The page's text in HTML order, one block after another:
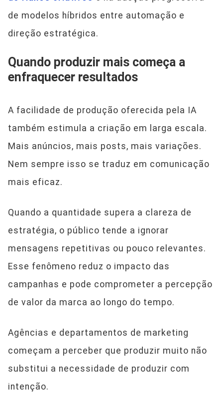
de modelos híbridos entre automação e
direção estratégica.
Quando produzir mais começa a
enfraquecer resultados
A facilidade de produção oferecida pela IA
também estimula a criação em larga escala.
Mais anúncios, mais posts, mais variações.
Nem sempre isso se traduz em comunicação
mais eficaz.
Quando a quantidade supera a clareza de
estratégia, o público tende a ignorar
mensagens repetitivas ou pouco relevantes.
Esse fenômeno reduz o impacto das
campanhas e pode comprometer a percepção
de valor da marca ao longo do tempo.
Agências e departamentos de marketing
começam a perceber que produzir muito não
substitui a necessidade de produzir com
intenção.